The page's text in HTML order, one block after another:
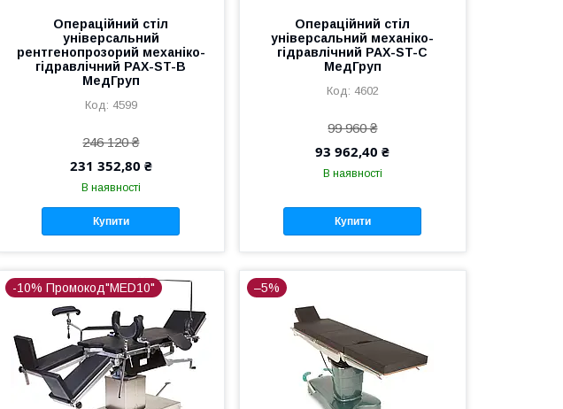
Операційний стіл
універсальний
рентгенопрозорий механіко-
гідравлічний PAX-ST-B
МедГруп
4599
246 120 ₴
231 352,80 ₴
В наявності
Купити
Операційний стіл
універсальний механіко-
гідравлічний PAX-ST-C
МедГруп
4602
99 960 ₴
93 962,40 ₴
В наявності
Купити
-10% Промокод"MED10" –5%